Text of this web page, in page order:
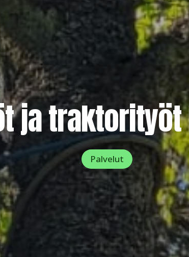
ja traktorityöt
Palvelut